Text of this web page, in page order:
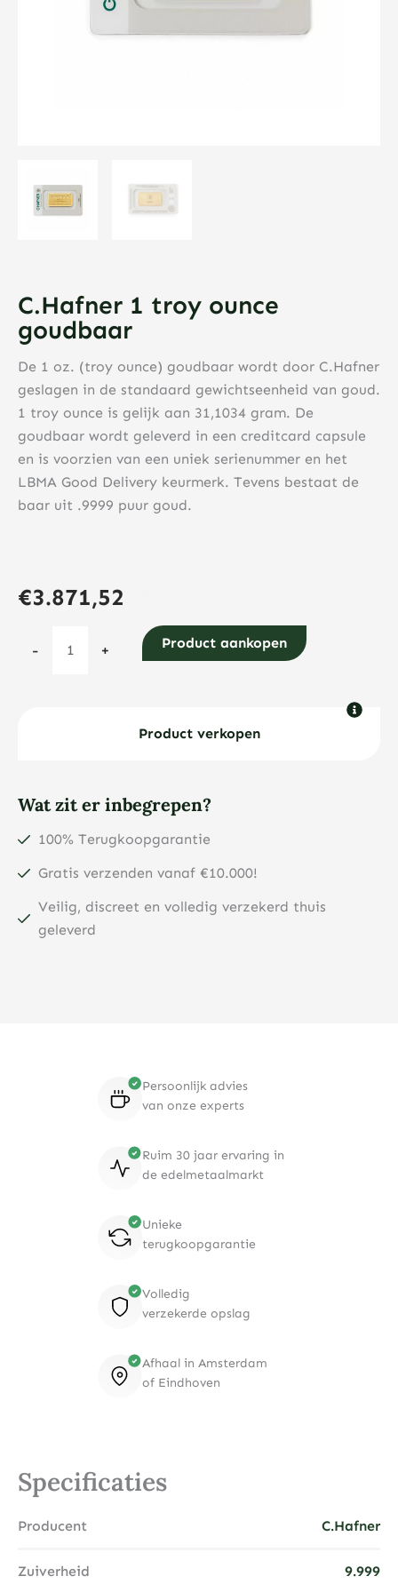
C.Hafner 1 troy ounce
goudbaar
De 1 oz. (troy ounce) goudbaar wordt door C.Hafner
geslagen in de standaard gewichtseenheid van goud.
1 troy ounce is gelijk aan 31,1034 gram. De
goudbaar wordt geleverd in een creditcard capsule
en is voorzien van een uniek serienummer en het
LBMA Good Delivery keurmerk. Tevens bestaat de
baar uit .9999 puur goud.
€3.871,52
- + Product aankopen
Product verkopen
Wat zit er inbegrepen?
100% Terugkoopgarantie
Gratis verzenden vanaf €10.000!
Veilig, discreet en volledig verzekerd thuis
geleverd
Persoonlijk advies
van onze experts
Ruim 30 jaar ervaring in
de edelmetaalmarkt
Unieke
terugkoopgarantie
Volledig
verzekerde opslag
Afhaal in Amsterdam
of Eindhoven
Specificaties
Producent C.Hafner
Zuiverheid 9.999